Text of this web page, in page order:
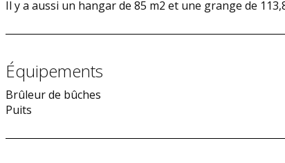
Il y a aussi un hangar de 85 m2 et une grange de
Équipements
Brûleur de bûches
Puits